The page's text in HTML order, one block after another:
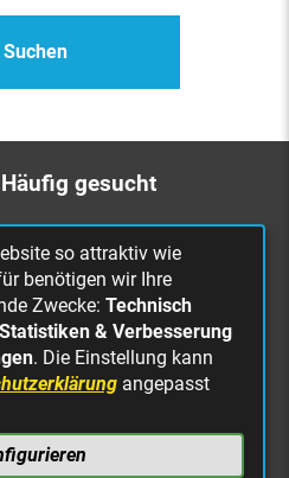
Häufig gesucht
Bürgerbüro
Online Rathaus
Was erledige ich wo?
Stellenangebote
Mängelmeldung
defekt
so attraktiv wie
benötigen wir Ihre
Zwecke: Technisch
& Verbesserung
. Die Einstellung kann
angepasst